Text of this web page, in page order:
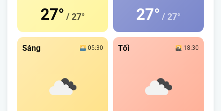
27° / 27° 27° / 27°
Sáng 05:30 Tối 18:30